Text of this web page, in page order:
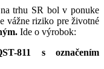
trhu SR bol v ponuke
vážne riziko pre životné
Ide o výrobok:
811 s označením